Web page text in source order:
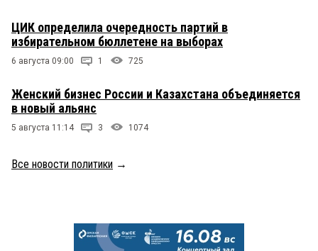
ЦИК определила очередность партий в
избирательном бюллетене на выборах
6 августа 09:00 1 725
Женский бизнес России и Казахстана объединяется
в новый альянс
5 августа 11:14 3 1074
Все новости политики →